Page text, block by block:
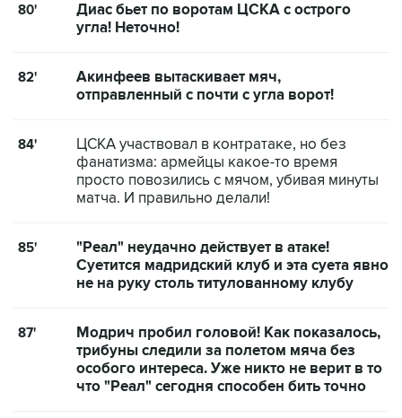
80'
Диас бьет по воротам ЦСКА с острого
угла! Неточно!
82'
Акинфеев вытаскивает мяч,
отправленный с почти с угла ворот!
84'
ЦСКА участвовал в контратаке, но без
фанатизма: армейцы какое-то время
просто повозились с мячом, убивая минуты
матча. И правильно делали!
85'
"Реал" неудачно действует в атаке!
Суетится мадридский клуб и эта суета явно
не на руку столь титулованному клубу
87'
Модрич пробил головой! Как показалось,
трибуны следили за полетом мяча без
особого интереса. Уже никто не верит в то
что "Реал" сегодня способен бить точно